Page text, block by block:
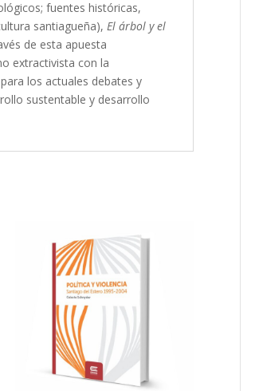
fuentes históricas,
santiagueña), El árbol y el
de esta apuesta
extractivista con la
los actuales debates y
sustentable y desarrollo